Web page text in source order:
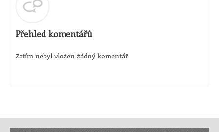
Přehled komentářů
Zatím nebyl vložen žádný komentář